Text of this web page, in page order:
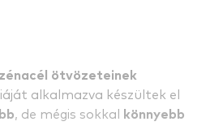
ötvözeteinek
alkalmazva készültek el
, de mégis sokkal
könnyebb